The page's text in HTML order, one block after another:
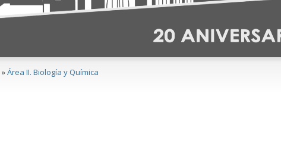
»Área II. Biología y Química